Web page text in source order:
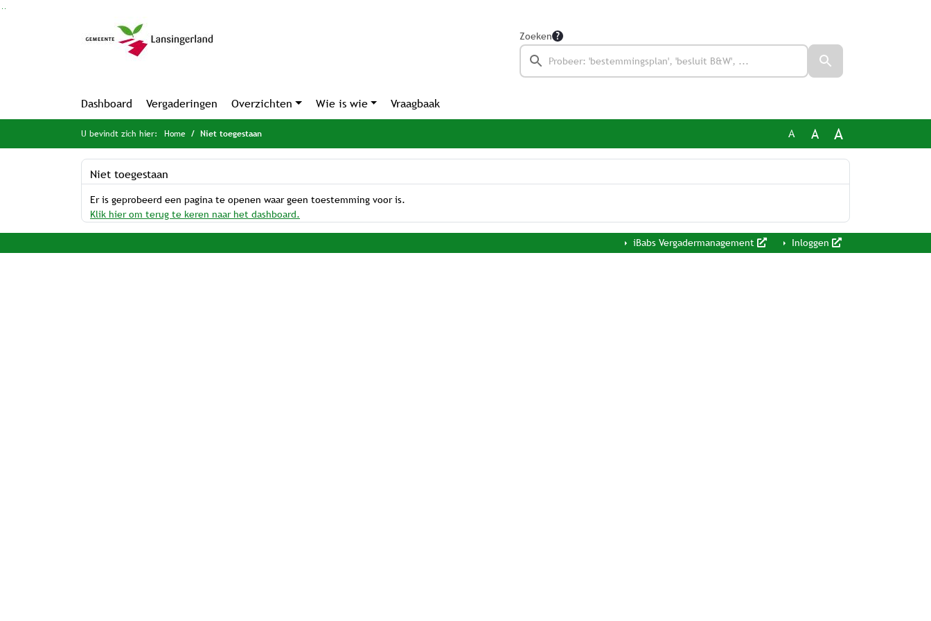
Zoeken
Dashboard Vergaderingen Overzichten Wie is wie Vraagbaak
U bevindt zich hier: Home Niet toegestaan A A A
Niet toegestaan
Er is geprobeerd een pagina te openen waar geen toestemming voor is.
Klik hier om terug te keren naar het dashboard.
iBabs Vergadermanagement Inloggen